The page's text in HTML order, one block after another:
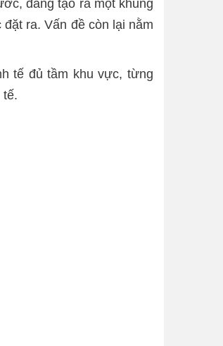
đang tạo ra một khung
ra. Vấn đề còn lại nằm
tế đủ tầm khu vực, từng
tế.